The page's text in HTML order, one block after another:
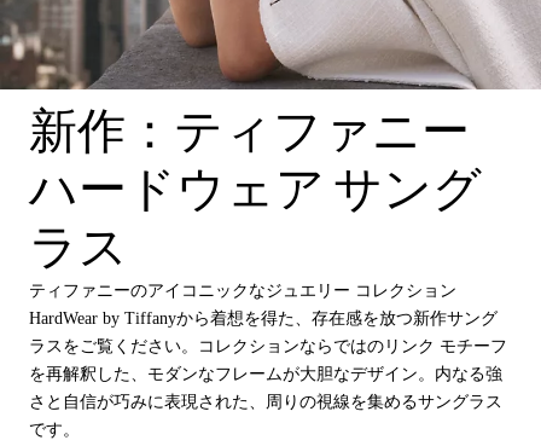
新作：ティファニー
ハードウェア サング
ラス
ティファニーのアイコニックなジュエリー コレクション
HardWear by Tiffanyから着想を得た、存在感を放つ新作サング
ラスをご覧ください。コレクションならではのリンク モチーフ
を再解釈した、モダンなフレームが大胆なデザイン。内なる強
さと自信が巧みに表現された、周りの視線を集めるサングラス
です。